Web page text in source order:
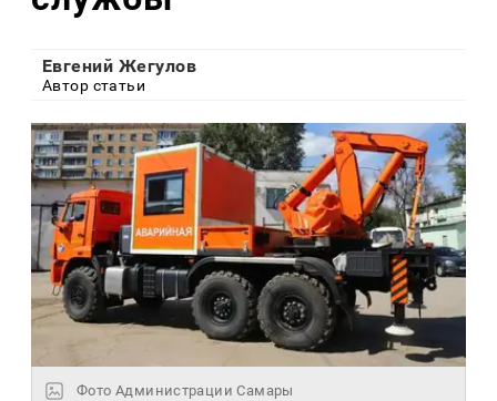
Евгений Жегулов
Автор статьи
Фото Администрации Самары